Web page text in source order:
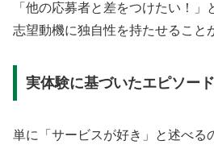
「他の応募者と差をつけたい！
志望動機に独自性を持たせること
実体験に基づいたエピソー
単に「サービスが好き」と述べる